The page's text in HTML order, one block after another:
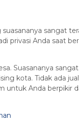
sangat
privasi Anda saat
Suasananya sangat
kota. Tidak ada
untuk Anda berpikir